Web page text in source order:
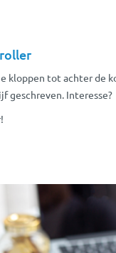
kloppen tot achter de
geschreven. Interesse?